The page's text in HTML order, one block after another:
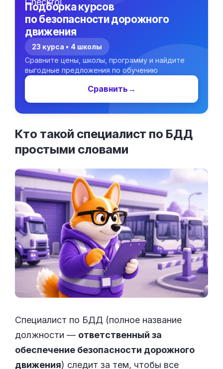
Подборка курсов
по безопасности дорожного
движения
23 курса • 4 школы
Сравните цены, школы, программу и найдите
выгодные предложения по обучению
Сравнить →
Кто такой специалист по БДД
простыми словами
Специалист по БДД (полное название
должности — ответственный за
обеспечение безопасности дорожного
движения) следит за тем, чтобы все